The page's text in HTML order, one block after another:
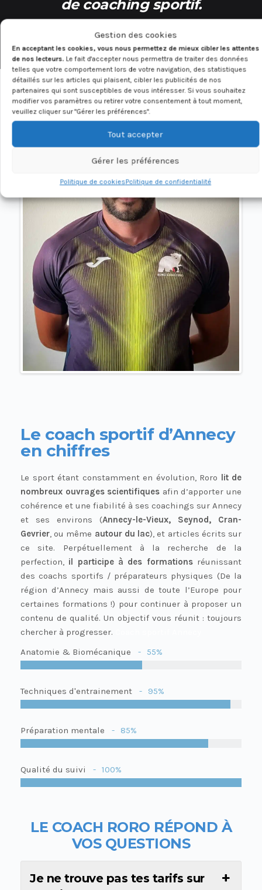
Gestion des cookies
En acceptant les cookies, vous nous permettez de mieux cibler les attentes
de nos lecteurs. Le fait d'accepter nous permettra de traiter des données
telles que votre comportement lors de votre navigation, des statistiques
détaillés sur les articles qui plaisent, cibler les publicités de nos
partenaires qui sont susceptibles de vous intéresser. Si vous souhaitez
modifier vos paramètres ou retirer votre consentement à tout moment,
veuillez cliquer sur "Gérer les préférences".
Tout accepter
Gérer les préférences
Politique de cookiesPolitique de confidentialité
de coaching sportif.
Le coach sportif d’Annecy
en chiffres
Le sport étant constamment en évolution, Roro lit de
nombreux ouvrages scientifiques afin d’apporter une
cohérence et une fiabilité à ses coachings sur Annecy
et ses environs (Annecy-le-Vieux, Seynod, Cran-
Gevrier, ou même autour du lac), et articles écrits sur
ce site. Perpétuellement à la recherche de la
perfection, il participe à des formationsréunissant
des coachs sportifs / préparateurs physiques (De la
région d’Annecy mais aussi de toute l’Europe pour
certaines formations !) pour continuer à proposer un
contenu de qualité. Un objectif vous réunit : toujours
chercher à progresser.
Anatomie & Biomécanique
55%
Techniques d'entrainement 95%
Préparation mentale 85%
Qualité du suivi 100%
LE COACH RORO RÉPOND À
VOS QUESTIONS
Je ne trouve pas tes tarifs sur